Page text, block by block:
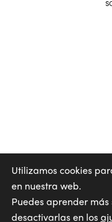
Utilizamos cookies
en nuestra web.
Puedes aprender
desactivarlas en los